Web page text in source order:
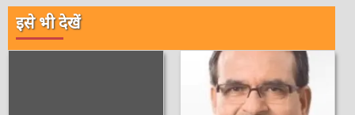
इसे भी देखें